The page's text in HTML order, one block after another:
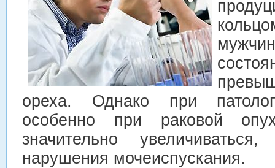
ореха. Однако при
особенно при раковой
значительно
нарушения мочеиспускания.